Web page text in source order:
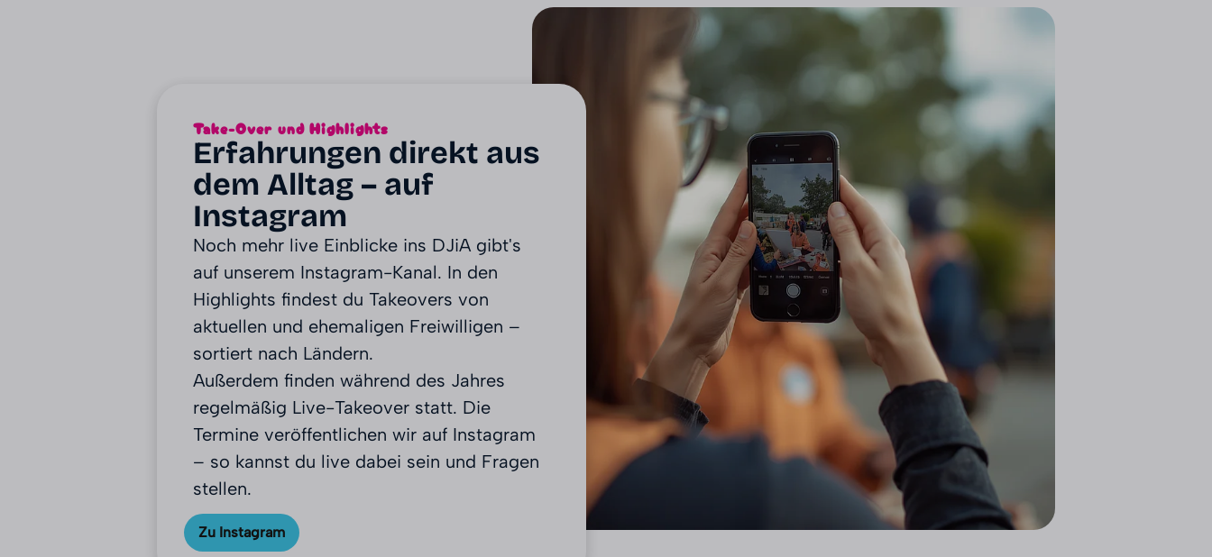
Take-Over und Highlights
Erfahrungen direkt aus
dem Alltag – auf
Instagram
Noch mehr live Einblicke ins DJiA gibt's
auf unserem Instagram-Kanal. In den
Highlights findest du Takeovers von
aktuellen und ehemaligen Freiwilligen –
sortiert nach Ländern.
Außerdem finden während des Jahres
regelmäßig Live-Takeover statt. Die
Termine veröffentlichen wir auf Instagram
– so kannst du live dabei sein und Fragen
stellen.
Zu Instagram